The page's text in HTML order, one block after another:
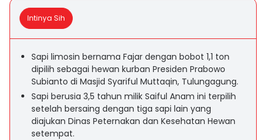
Intinya Sih
Sapi limosin bernama Fajar dengan bobot 1,1 ton
dipilih sebagai hewan kurban Presiden Prabowo
Subianto di Masjid Syariful Muttaqin, Tulungagung.
Sapi berusia 3,5 tahun milik Saiful Anam ini terpilih
setelah bersaing dengan tiga sapi lain yang
diajukan Dinas Peternakan dan Kesehatan Hewan
setempat.